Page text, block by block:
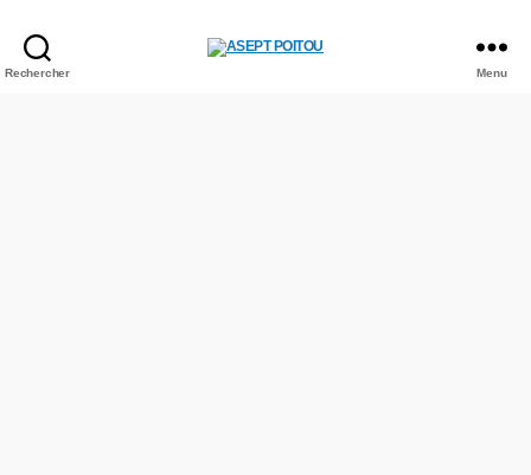
Rechercher Menu